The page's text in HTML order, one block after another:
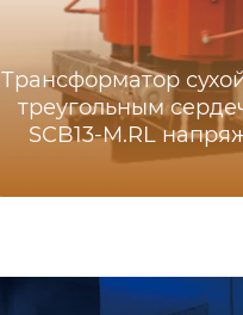
Трансформатор
треугольным
SCB13-M.RL